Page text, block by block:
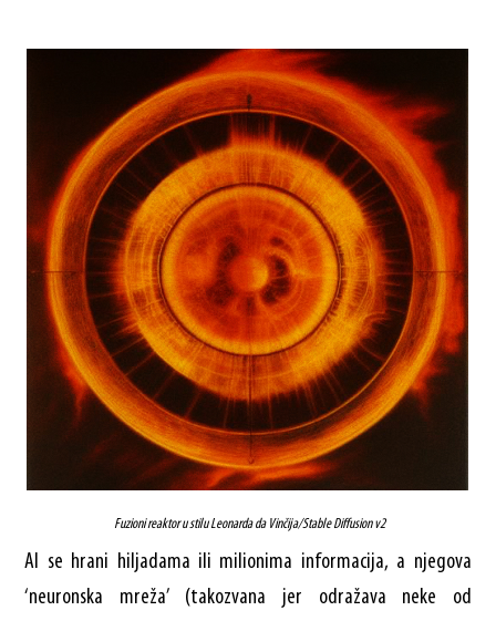
Fuzioni reaktor u stilu Leonarda da Vinčija/Stable Diffusion v2
AI se hrani hiljadama ili milionima informacija, a njegova
‘neuronska mreža’ (takozvana jer odražava neke od